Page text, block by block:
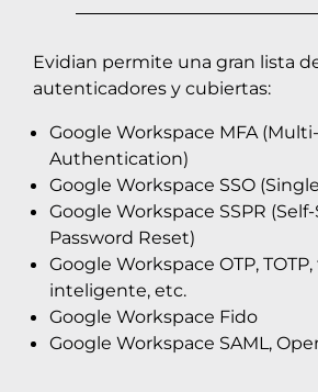
Evidian permite una gran lista
autenticadores y cubiertas:
Google Workspace MFA
Authentication)
Google Workspace SSO
Google Workspace SSPR
Password Reset)
Google Workspace OTP,
inteligente, etc.
Google Workspace Fido
Google Workspace SAML,